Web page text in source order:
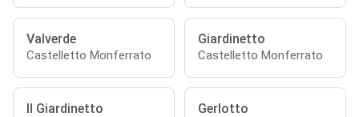
Valverde
Castelletto Monferrato
Giardinetto
Castelletto Monferrato
Il Giardinetto Gerlotto